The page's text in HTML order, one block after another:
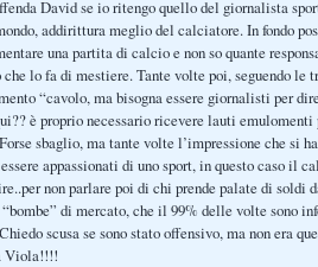
David se io ritengo quello del giornalista
addirittura meglio del calciatore. In fondo
una partita di calcio e non so quante
che lo fa di mestiere. Tante volte poi, seguendo le
“cavolo, ma bisogna essere giornalisti per
è proprio necessario ricevere lauti
sbaglio, ma tante volte l’impressione che si
appassionati di uno sport, in questo caso il
non parlare poi di chi prende palate di soldi
di mercato, che il 99% delle volte sono
scusa se sono stato offensivo, ma non era
Viola!!!!